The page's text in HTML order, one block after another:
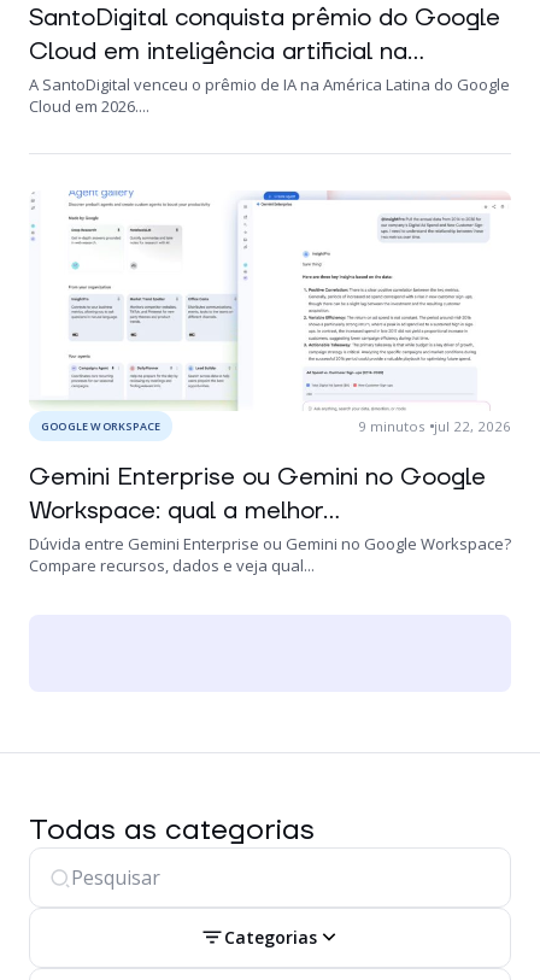
SantoDigital conquista prêmio do Google
Cloud em inteligência artificial na...
A SantoDigital venceu o prêmio de IA na América Latina do Google
Cloud em 2026....
GOOGLE WORKSPACE 9 minutos jul 22, 2026
Gemini Enterprise ou Gemini no Google
Workspace: qual a melhor...
Dúvida entre Gemini Enterprise ou Gemini no Google Workspace?
Compare recursos, dados e veja qual...
Todas as categorias
Categorias